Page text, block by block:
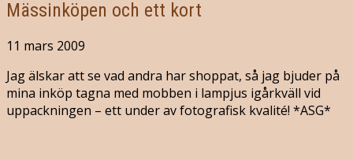
Mässinköpen och ett kort
11 mars 2009
Jag älskar att se vad andra har shoppat, så jag bjuder på
mina inköp tagna med mobben i lampjus igårkväll vid
uppackningen – ett under av fotografisk kvalité! *ASG*